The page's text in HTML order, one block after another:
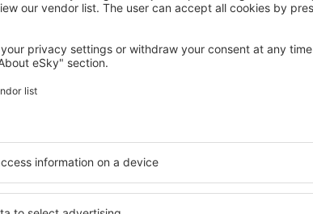
TRIER
Best Western Hotel Trier City
Trier, 14 august 2026, 2 nopți